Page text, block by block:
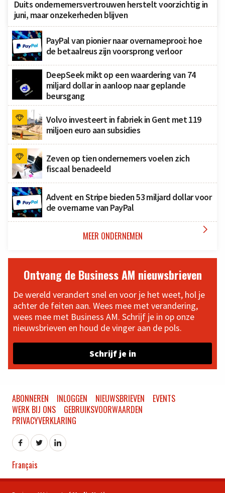
Duits ondernemersvertrouwen herstelt voorzichtig in
juni, maar onzekerheden blijven
PayPal van pionier naar overnameprooi: hoe
de betaalreus zijn voorsprong verloor
DeepSeek mikt op een waardering van 74
miljard dollar in aanloop naar geplande
beursgang
Volvo investeert in fabriek in Gent met 119
miljoen euro aan subsidies
Zeven op tien ondernemers voelen zich
fiscaal benadeeld
Advent en Stripe bieden 53 miljard dollar voor
de overname van PayPal
MEER ONDERNEMEN 
Ontvang de Business AM nieuwsbrieven
De wereld verandert snel en voor je het weet, hol je
achter de feiten aan. Wees mee met verandering,
wees mee met Business AM. Schrijf je in op onze
nieuwsbrieven en houd de vinger aan de pols.
Schrijf je in
ABONNEREN INLOGGEN NIEUWSBRIEVEN
EVENTS
WERK BIJ ONS
GEBRUIKSVOORWAARDEN
PRIVACYVERKLARING
Français